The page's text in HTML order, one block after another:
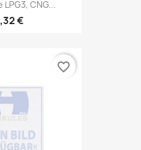
CNG...
€
favorite_border